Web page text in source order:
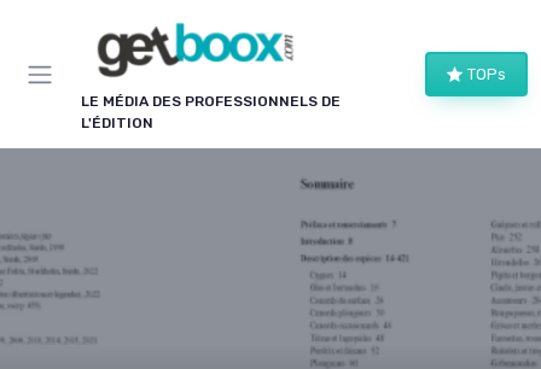
LE MÉDIA DES PROFESSIONNELS DE
L'ÉDITION
TOPs